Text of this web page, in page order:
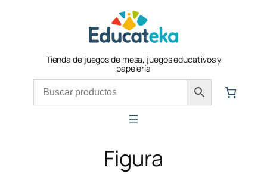
Tienda de juegos de mesa, juegos educativos y
papelería
Figura